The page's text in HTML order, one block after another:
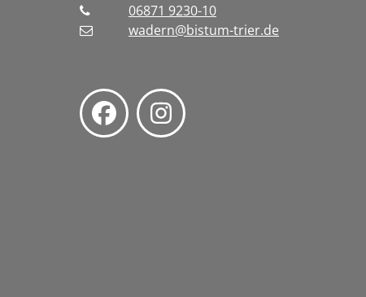
06871 9230-10
wadern@bistum-trier.de